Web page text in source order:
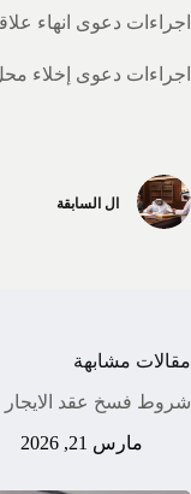
اجراءات دعوى انهاء
اجراءات دعوى إخلاء
ال السابقة
مقالات مشابهة
شروط فسخ عقد الايجار
مارس 21, 2026